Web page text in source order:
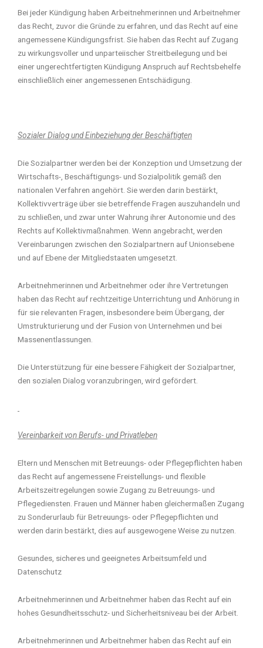
Bei jeder Kündigung haben Arbeitnehmerinnen und Arbeitnehmer
das Recht, zuvor die Gründe zu erfahren, und das Recht auf eine
angemessene Kündigungsfrist. Sie haben das Recht auf Zugang
zu wirkungsvoller und unparteiischer Streitbeilegung und bei
einer ungerechtfertigten Kündigung Anspruch auf Rechtsbehelfe
einschließlich einer angemessenen Entschädigung.
Sozialer Dialog und Einbeziehung der Beschäftigten
Die Sozialpartner werden bei der Konzeption und Umsetzung der
Wirtschafts-, Beschäftigungs- und Sozialpolitik gemäß den
nationalen Verfahren angehört. Sie werden darin bestärkt,
Kollektivverträge über sie betreffende Fragen auszuhandeln und
zu schließen, und zwar unter Wahrung ihrer Autonomie und des
Rechts auf Kollektivmaßnahmen. Wenn angebracht, werden
Vereinbarungen zwischen den Sozialpartnern auf Unionsebene
und auf Ebene der Mitgliedstaaten umgesetzt.
Arbeitnehmerinnen und Arbeitnehmer oder ihre Vertretungen
haben das Recht auf rechtzeitige Unterrichtung und Anhörung in
für sie relevanten Fragen, insbesondere beim Übergang, der
Umstrukturierung und der Fusion von Unternehmen und bei
Massenentlassungen.
Die Unterstützung für eine bessere Fähigkeit der Sozialpartner,
den sozialen Dialog voranzubringen, wird gefördert.
Vereinbarkeit von Berufs- und Privatleben
Eltern und Menschen mit Betreuungs- oder Pflegepflichten haben
das Recht auf angemessene Freistellungs- und flexible
Arbeitszeitregelungen sowie Zugang zu Betreuungs- und
Pflegediensten. Frauen und Männer haben gleichermaßen Zugang
zu Sonderurlaub für Betreuungs- oder Pflegepflichten und
werden darin bestärkt, dies auf ausgewogene Weise zu nutzen.
Gesundes, sicheres und geeignetes Arbeitsumfeld und
Datenschutz
Arbeitnehmerinnen und Arbeitnehmer haben das Recht auf ein
hohes Gesundheitsschutz- und Sicherheitsniveau bei der Arbeit.
Arbeitnehmerinnen und Arbeitnehmer haben das Recht auf ein